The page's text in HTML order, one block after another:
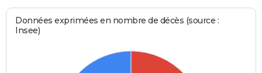
Données exprimées en nombre de décès (source :
Insee)